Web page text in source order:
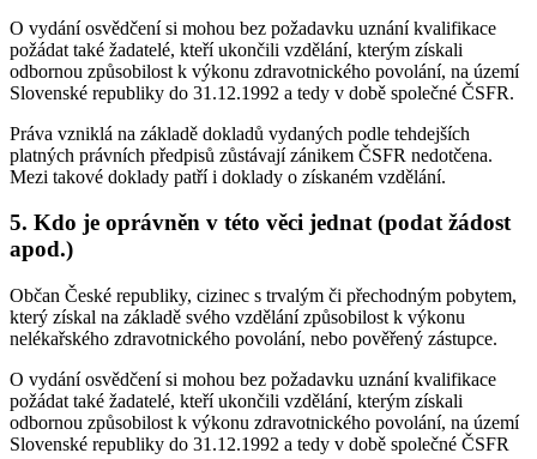
O vydání osvědčení si mohou bez požadavku uznání kvalifikace
požádat také žadatelé, kteří ukončili vzdělání, kterým získali
odbornou způsobilost k výkonu zdravotnického povolání, na území
Slovenské republiky do 31.12.1992 a tedy v době společné ČSFR.
Práva vzniklá na základě dokladů vydaných podle tehdejších
platných právních předpisů zůstávají zánikem ČSFR nedotčena.
Mezi takové doklady patří i doklady o získaném vzdělání.
5. Kdo je oprávněn v této věci jednat (podat žádost
apod.)
Občan České republiky, cizinec s trvalým či přechodným pobytem,
který získal na základě svého vzdělání způsobilost k výkonu
nelékařského zdravotnického povolání, nebo pověřený zástupce.
O vydání osvědčení si mohou bez požadavku uznání kvalifikace
požádat také žadatelé, kteří ukončili vzdělání, kterým získali
odbornou způsobilost k výkonu zdravotnického povolání, na území
Slovenské republiky do 31.12.1992 a tedy v době společné ČSFR